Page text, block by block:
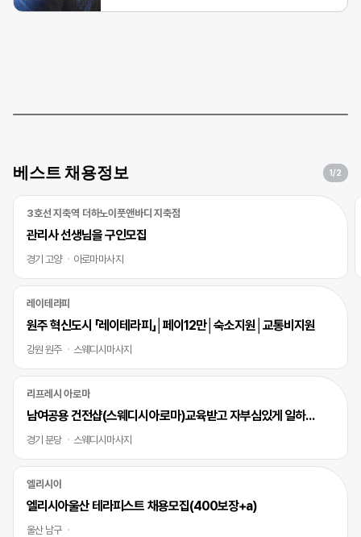
베스트 채용정보 1/2
3호선 지축역 더하노이풋앤바디 지축점
관리사 선생님을 구인모집
경기 고양 아로마마사지
레이테라피
원주 혁신도시 「레이테라피」│페이12만│숙소지원│교통비지원
강원 원주 스웨디시마사지
리프레시 아로마
남여공용 건전샵(스웨디시아로마)교육받고 자부심있게 일하실 바디테라피사 모십니다
경기 분당 스웨디시마사지
엘리시아
엘리시아울산 테라피스트 채용모집(400보장+a)
울산 남구